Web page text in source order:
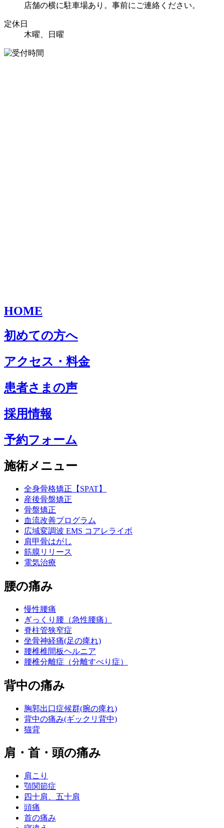
店舗の横に駐車場あり。事前にご連絡ください。
定休日
木曜、日曜
HOME
初めての方へ
アクセス・料金
患者さまの声
採用情報
予約フォーム
施術メニュー
全身骨格矯正【SPAT】
産後骨盤矯正
骨盤矯正
血流改善プログラム
広域変調波 EMS コアレライボ
肩甲骨はがし
筋膜リリース
電気治療
腰の痛み
慢性腰痛
ぎっくり腰（急性腰痛）
脊柱管狭窄症
坐骨神経痛(足の痺れ)
腰椎椎間板ヘルニア
腰椎分離症（分離すべり症）
背中の痛み
胸郭出口症候群(腕の痺れ)
背中の痛み(ギックリ背中)
猫背
肩・首・頭の痛み
肩こり
顎関節症
四十肩、五十肩
頭痛
首の痛み